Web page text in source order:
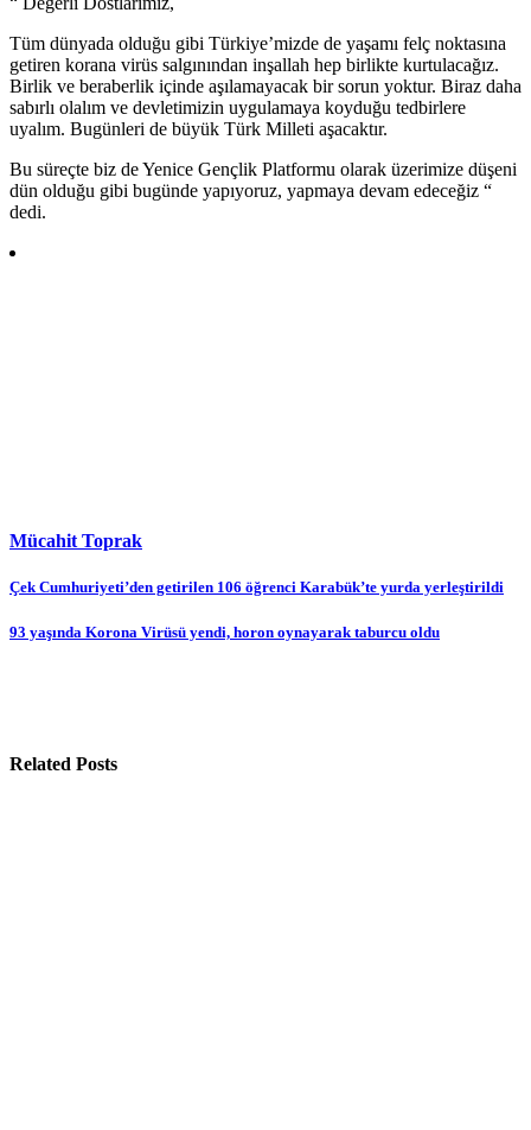
Tüm dünyada olduğu gibi Türkiye’mizde de yaşamı felç noktasına
getiren korana virüs salgınından inşallah hep birlikte kurtulacağız.
Birlik ve beraberlik içinde aşılamayacak bir sorun yoktur. Biraz daha
sabırlı olalım ve devletimizin uygulamaya koyduğu tedbirlere
uyalım. Bugünleri de büyük Türk Milleti aşacaktır.
Bu süreçte biz de Yenice Gençlik Platformu olarak üzerimize düşeni
dün olduğu gibi bugünde yapıyoruz, yapmaya devam edeceğiz “
dedi.
Mücahit Toprak
Yazı
gezinmesi
Çek Cumhuriyeti’den getirilen 106 öğrenci Karabük’te yurda yerleştirildi
93 yaşında Korona Virüsü yendi, horon oynayarak taburcu oldu
Related Posts